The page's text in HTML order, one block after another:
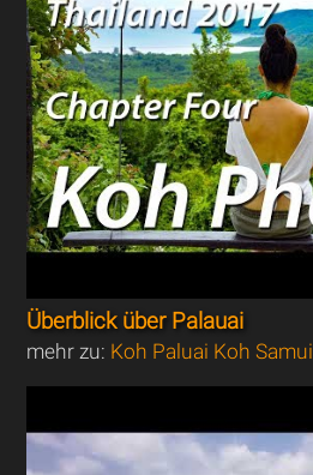
Überblick über Palauai
mehr zu: Koh Paluai Koh Samui